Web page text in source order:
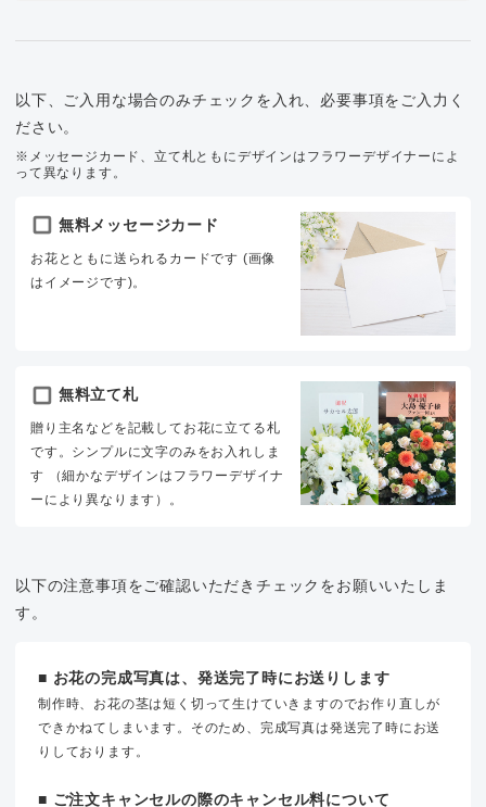
以下、ご入用な場合のみチェックを入れ、必要事項をご入力く
ださい。
※メッセージカード、立て札ともにデザインはフラワーデザイナーによ
って異なります。
無料メッセージカード
お花とともに送られるカードです (画像
はイメージです)。
無料立て札
贈り主名などを記載してお花に立てる札
です。シンプルに文字のみをお入れしま
す （細かなデザインはフラワーデザイナ
ーにより異なります）。
以下の注意事項をご確認いただきチェックをお願いいたしま
す。
■ お花の完成写真は、発送完了時にお送りします
制作時、お花の茎は短く切って生けていきますのでお作り直しが
できかねてしまいます。そのため、完成写真は発送完了時にお送
りしております。
■ ご注文キャンセルの際のキャンセル料について